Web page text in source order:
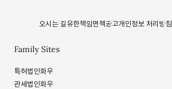
Family Sites
특허법인화우
관세법인화우
오시는 길 유한책임면책공고개인정보 처리방침